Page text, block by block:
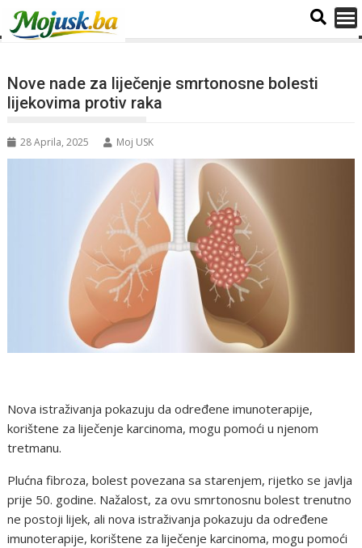
Nove nade za liječenje smrtonosne bolesti
lijekovima protiv raka
28 Aprila, 2025 Moj USK
Nova istraživanja pokazuju da određene imunoterapije,
korištene za liječenje karcinoma, mogu pomoći u njenom
tretmanu.
Plućna fibroza, bolest povezana sa starenjem, rijetko se javlja
prije 50. godine. Nažalost, za ovu smrtonosnu bolest trenutno
ne postoji lijek, ali nova istraživanja pokazuju da određene
imunoterapije, korištene za liječenje karcinoma, mogu pomoći